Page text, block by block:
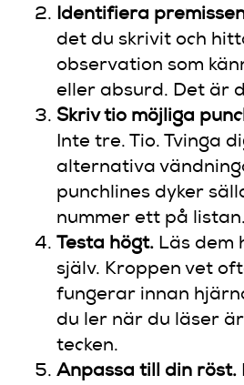
Identifiera
det du skrivit och
observation som
eller absurd. Det är
Skriv tio möjliga
Inte tre. Tio. Tvinga
alternativa
punchlines dyker
nummer ett på listan.
Testa högt. Läs dem
själv. Kroppen vet
fungerar innan
du ler när du läser
tecken.
Anpassa till din röst.